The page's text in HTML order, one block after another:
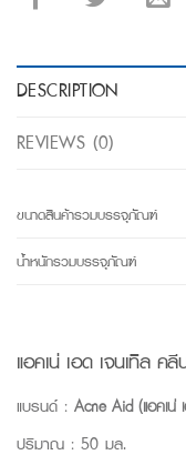
DESCRIPTION
REVIEWS (0)
ขนาดสินค้ารวมบรรจุภัณฑ์
น้ำหนักรวมบรรจุภัณฑ์
แอคเน่ เอด เจนเทิล
แบรนด์ : Acne Aid (แอคเน่
ปริมาณ : 50 มล.